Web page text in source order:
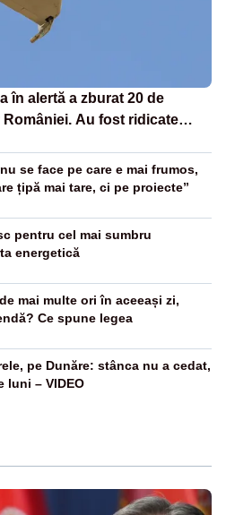
în alertă a zburat 20 de
Au fost ridicate
se face pe care e mai frumos,
țipă mai tare, ci pe proiecte”
pentru cel mai sumbru
energetică
mai multe ori în aceeași zi,
Ce spune legea
pe Dunăre: stânca nu a cedat,
luni – VIDEO